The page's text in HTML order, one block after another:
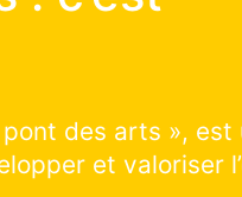
marche ?
avec nous les
: cliquer et